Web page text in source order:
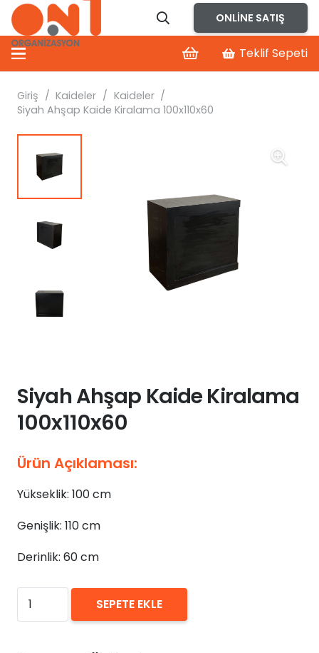
ONLINE SATIŞ
Teklif Sepeti
Giriş / Kaideler / Kaideler /
Siyah Ahşap Kaide Kiralama 100x110x60
Siyah Ahşap Kaide Kiralama
100x110x60
Ürün Açıklaması:
Yükseklik: 100 cm
Genişlik: 110 cm
Derinlik: 60 cm
₺0,00
Siyah
Ahşap
SEPETE EKLE